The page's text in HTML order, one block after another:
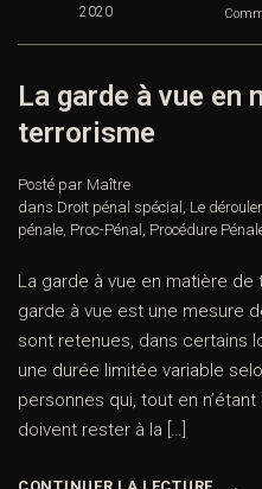
2020
La garde à vue en
terrorisme
Posté par Maître
dans Droit pénal spécial , Le
pénale, Proc-Pénal , Procédure
La garde à vue en matière de
garde à vue est une mesure
sont retenues, dans certains
une durée limitée variable
personnes qui, tout en
doivent rester à la […]